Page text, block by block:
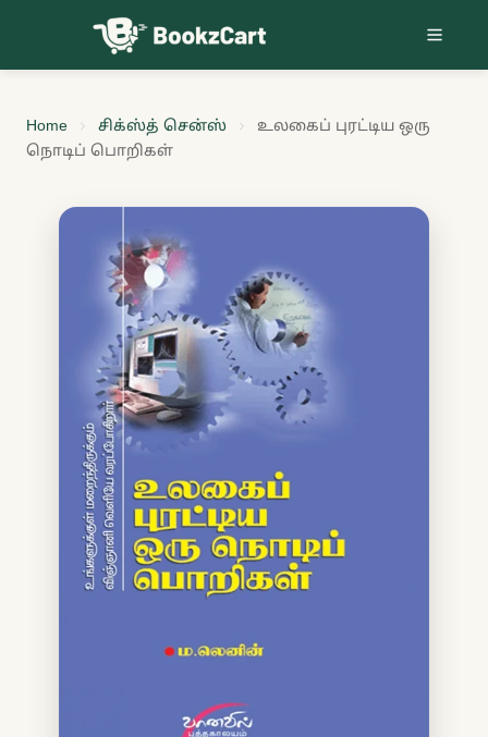
Skip to content
Home சிக்ஸ்த் சென்ஸ்
உலகைப் புரட்டிய ஒரு
நொடிப் பொறிகள்